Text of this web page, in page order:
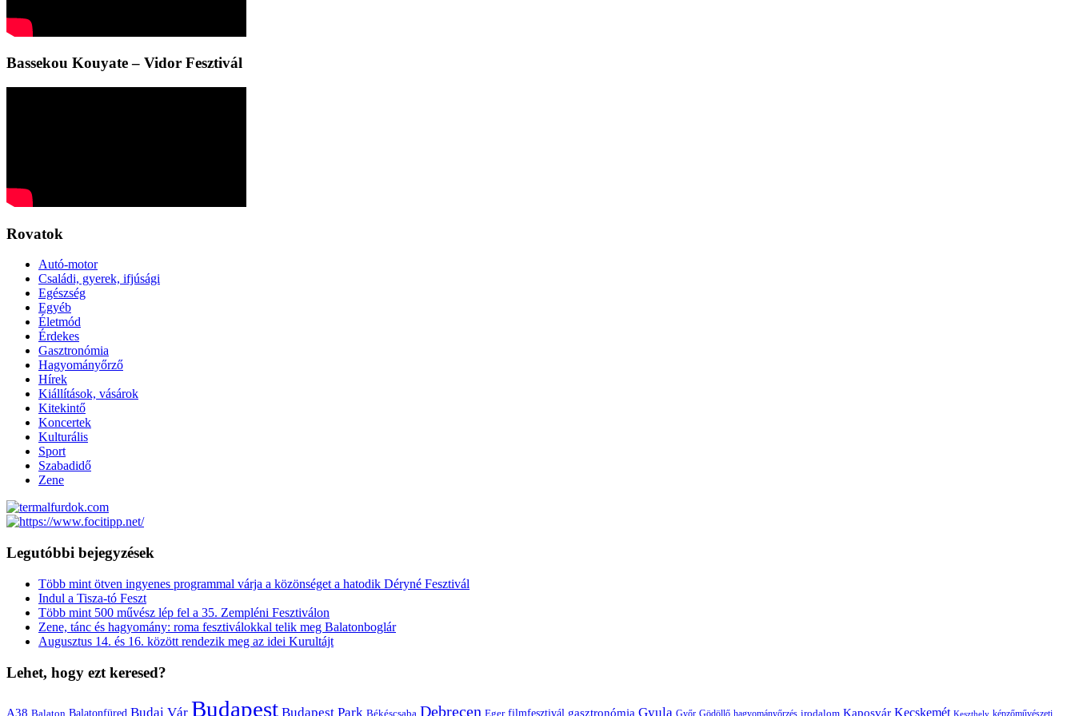
Bassekou Kouyate – Vidor Fesztivál
Rovatok
Autó-motor
Családi, gyerek, ifjúsági
Egészség
Egyéb
Életmód
Érdekes
Gasztronómia
Hagyományőrző
Hírek
Kiállítások, vásárok
Kitekintő
Koncertek
Kulturális
Sport
Szabadidő
Zene
Legutóbbi bejegyzések
Több mint ötven ingyenes programmal várja a közönséget a hatodik Déryné Fesztivál
Indul a Tisza-tó Feszt
Több mint 500 művész lép fel a 35. Zempléni Fesztiválon
Zene, tánc és hagyomány: roma fesztiválokkal telik meg Balatonboglár
Augusztus 14. és 16. között rendezik meg az idei Kurultájt
Lehet, hogy ezt keresed?
A38 Balaton Balatonfüred Budai Vár Budapest Budapest Park Békéscsaba Debrecen Eger filmfesztivál gasztronómia Gyula irodalom Kaposvár Kecskemét Keszthely